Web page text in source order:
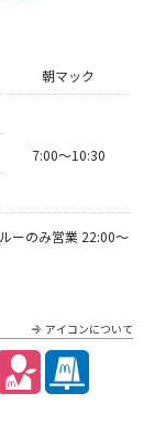
朝マック
7:00〜10:30
ーのみ営業 22:00～
アイコンについて